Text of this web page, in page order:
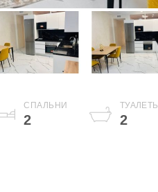
СПАЛЬНИ
2
ТУАЛЕТЫ
2